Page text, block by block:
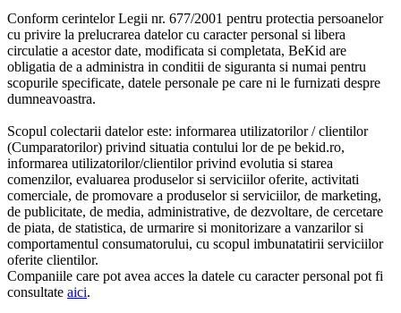
Conform cerintelor Legii nr. 677/2001 pentru protectia persoanelor
cu privire la prelucrarea datelor cu caracter personal si libera
circulatie a acestor date, modificata si completata, BeKid are
obligatia de a administra in conditii de siguranta si numai pentru
scopurile specificate, datele personale pe care ni le furnizati despre
dumneavoastra.
Scopul colectarii datelor este: informarea utilizatorilor / clientilor
(Cumparatorilor) privind situatia contului lor de pe bekid.ro,
informarea utilizatorilor/clientilor privind evolutia si starea
comenzilor, evaluarea produselor si serviciilor oferite, activitati
comerciale, de promovare a produselor si serviciilor, de marketing,
de publicitate, de media, administrative, de dezvoltare, de cercetare
de piata, de statistica, de urmarire si monitorizare a vanzarilor si
comportamentul consumatorului, cu scopul imbunatatirii serviciilor
oferite clientilor.
Companiile care pot avea acces la datele cu caracter personal pot fi
consultate aici.